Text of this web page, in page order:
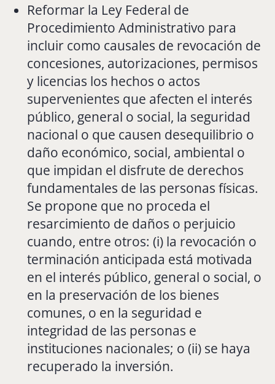
Reformar la Ley Federal de
Procedimiento Administrativo para
incluir como causales de revocación de
concesiones, autorizaciones, permisos
y licencias los hechos o actos
supervenientes que afecten el interés
público, general o social, la seguridad
nacional o que causen desequilibrio o
daño económico, social, ambiental o
que impidan el disfrute de derechos
fundamentales de las personas físicas.
Se propone que no proceda el
resarcimiento de daños o perjuicio
cuando, entre otros: (i) la revocación o
terminación anticipada está motivada
en el interés público, general o social, o
en la preservación de los bienes
comunes, o en la seguridad e
integridad de las personas e
instituciones nacionales; o (ii) se haya
recuperado la inversión.